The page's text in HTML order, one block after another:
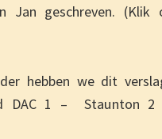
Jan geschreven. (Klik
hebben we dit
DAC 1 – Staunton